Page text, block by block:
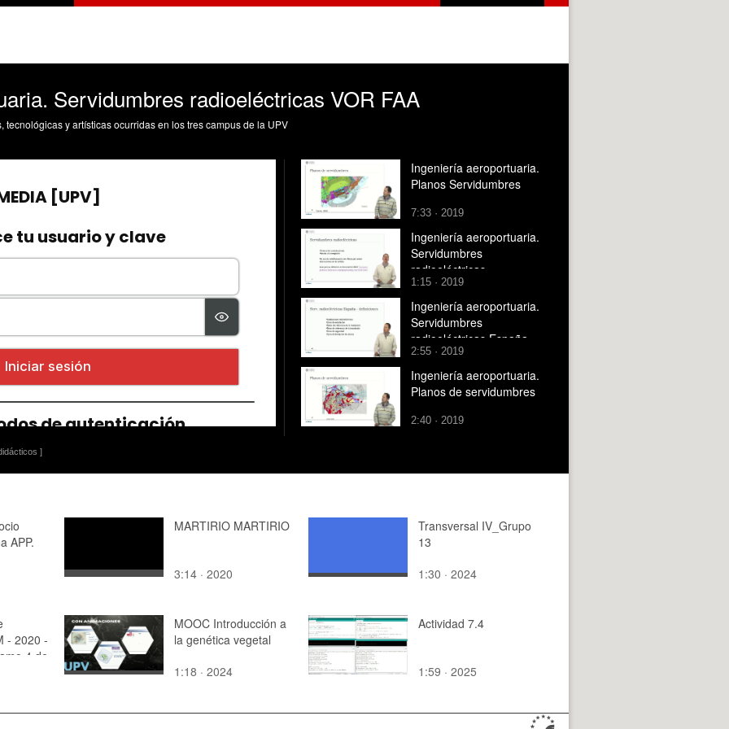
Servidumbres radioeléctricas VOR FAA
y artísticas ocurridas en los tres campus de la UPV
]
Ingeniería aeroportuaria.
Planos Servidumbres
7:33 · 2019
Ingeniería aeroportuaria.
Servidumbres
radioeléctricas
1:15 · 2019
Ingeniería aeroportuaria.
Servidumbres
radioeléctricas España
2:55 · 2019
Ingeniería aeroportuaria.
Planos de servidumbres
2:40 · 2019
APP.
MARTIRIO MARTIRIO
3:14 · 2020
Transversal IV_Grupo
13
1:30 · 2024
- 2020 -
4 de
MOOC Introducción a
la genética vegetal
1:18 · 2024
Actividad 7.4
1:59 · 2025